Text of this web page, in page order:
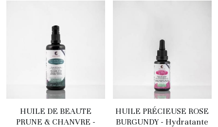
HUILE DE BEAUTE
PRUNE & CHANVRE -
HUILE PRÉCIEUSE ROSE
BURGUNDY - Hydratante